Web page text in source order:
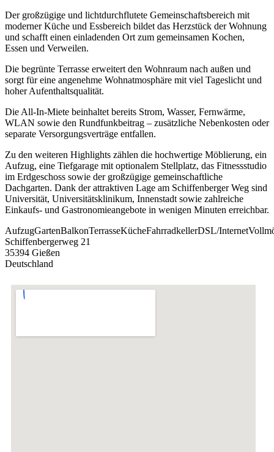
Der großzügige und lichtdurchflutete Gemeinschaftsbereich mit
moderner Küche und Essbereich bildet das Herzstück der Wohnung
und schafft einen einladenden Ort zum gemeinsamen Kochen,
Essen und Verweilen.
Die begrünte Terrasse erweitert den Wohnraum nach außen und
sorgt für eine angenehme Wohnatmosphäre mit viel Tageslicht und
hoher Aufenthaltsqualität.
Die All-In-Miete beinhaltet bereits Strom, Wasser, Fernwärme,
WLAN sowie den Rundfunkbeitrag – zusätzliche Nebenkosten oder
separate Versorgungsverträge entfallen.
Zu den weiteren Highlights zählen die hochwertige Möblierung, ein
Aufzug, eine Tiefgarage mit optionalem Stellplatz, das Fitnessstudio
im Erdgeschoss sowie der großzügige gemeinschaftliche
Dachgarten. Dank der attraktiven Lage am Schiffenberger Weg sind
Universität, Universitätsklinikum, Innenstadt sowie zahlreiche
Einkaufs- und Gastronomieangebote in wenigen Minuten erreichbar.
AufzugGartenBalkonTerrasseKücheFahrradkellerDSL/Internet
Schiffenbergerweg 21
35394 Gießen
Deutschland